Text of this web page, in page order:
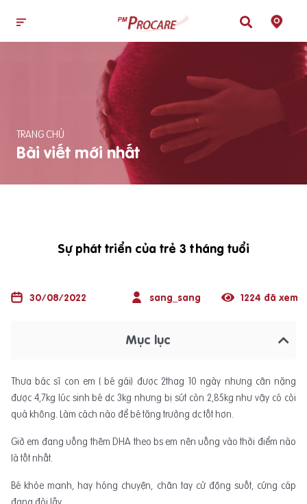
TRANG CHỦ
Bài viết mới nhất
Sự phát triển của trẻ 3 tháng tuổi
30/08/2022 sang_sang 1224 đã xem
Mục lục
Thưa bác sĩ con em ( bé gái) được 2thag 10 ngày nhưng cân nặng
được 4,7kg lúc sinh bé dc 3kg nhưng bị sút còn 2,85kg như vậy có còi
quá không. Làm cách nào để bé tăng trưởng dc tốt hơn.
Giờ em đang uống thêm DHA theo bs em nên uống vào thời điểm nào
là tốt nhất.
Bé khỏe mạnh, hay hóng chuyện, chân tay cử động suốt, cứng cáp